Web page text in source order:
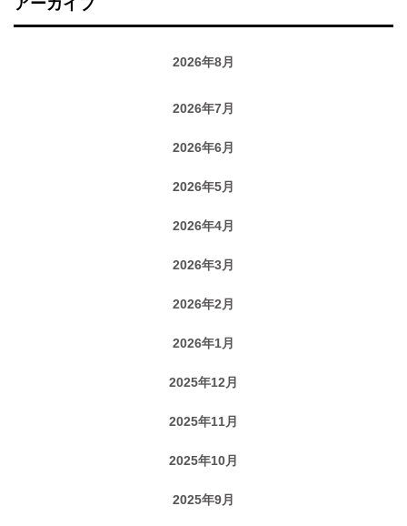
2026年8月
2026年7月
2026年6月
2026年5月
2026年4月
2026年3月
2026年2月
2026年1月
2025年12月
2025年11月
2025年10月
2025年9月